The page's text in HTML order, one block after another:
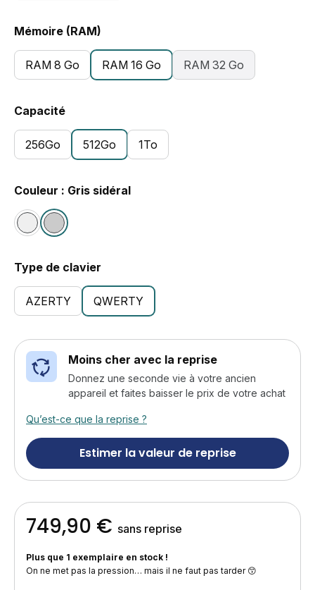
Mémoire (RAM)
RAM 8 Go RAM 16 Go RAM 32 Go
Capacité
256Go 512Go 1To
Couleur : Gris sidéral
Type de clavier
AZERTY QWERTY
Moins cher avec la reprise
Donnez une seconde vie à votre ancien
appareil et faites baisser le prix de votre achat
Qu’est-ce que la reprise ?
Estimer la valeur de reprise
749,90 € sans reprise
Plus que 1 exemplaire en stock !
On ne met pas la pression… mais il ne faut pas tarder 😙